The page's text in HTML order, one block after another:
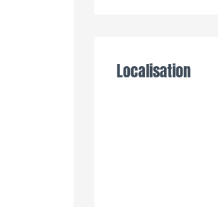
Localisation